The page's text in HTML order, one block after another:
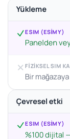
Yükleme
ESIM (ESIMY)
Panelden
FIZIKSEL SIM
Bir
Çevresel etki
ESIM (ESIMY)
%100 dijital